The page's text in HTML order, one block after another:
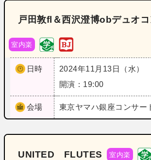
戸田敦fl＆西沢澄博obデュオコ
室内楽
日時
2024年11月13日（水）
開演：19:00
会場 東京ヤマハ銀座コンサー
UNITED FLUTES 室内楽